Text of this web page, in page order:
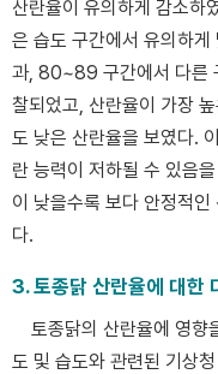
산란율이 유의하게 감소
은 습도 구간에서 유의하
과, 80~89 구간에서 다른
찰되었고, 산란율이 가장
도 낮은 산란율을 보였다.
란 능력이 저하될 수 있음
이 낮을수록 보다 안정적인
다.
3. 토종닭 산란율에 대한
토종닭의 산란율에 영향
도 및 습도와 관련된 기상